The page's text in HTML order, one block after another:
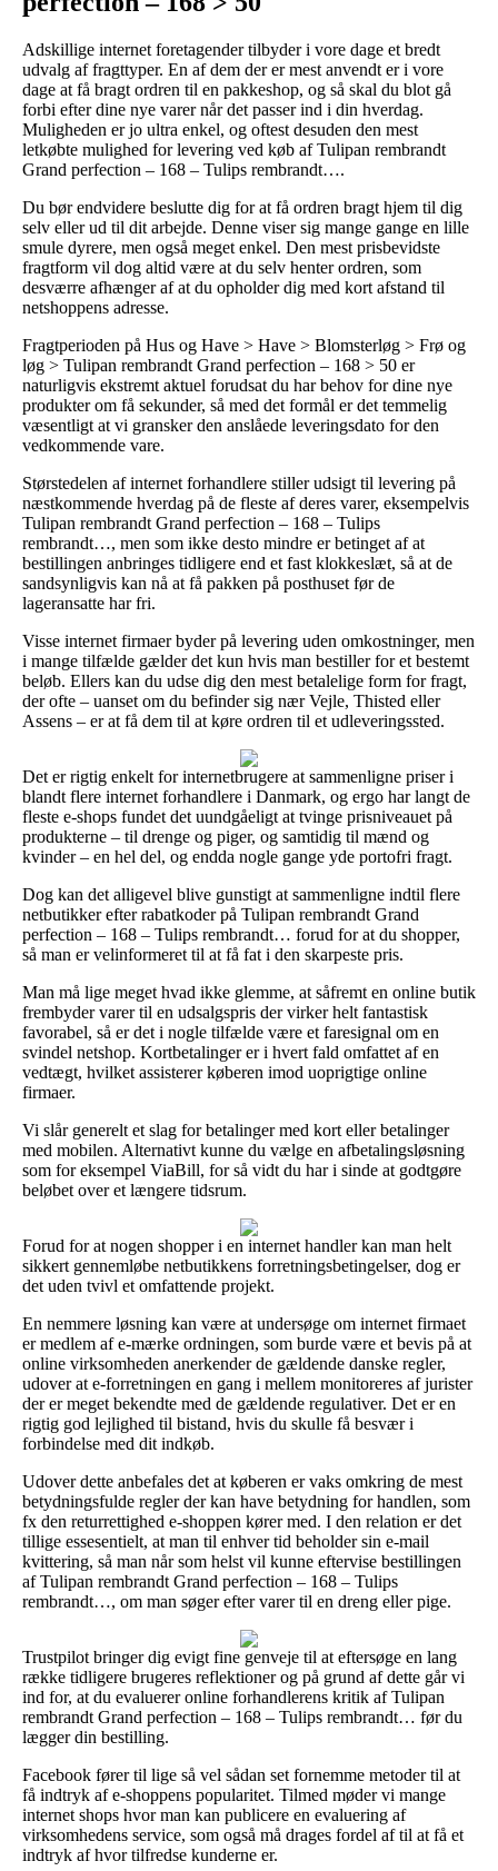
Adskillige internet foretagender tilbyder i vore dage et bredt
udvalg af fragttyper. En af dem der er mest anvendt er i vore
dage at få bragt ordren til en pakkeshop, og så skal du blot gå
forbi efter dine nye varer når det passer ind i din hverdag.
Muligheden er jo ultra enkel, og oftest desuden den mest
letkøbte mulighed for levering ved køb af Tulipan rembrandt
Grand perfection – 168 – Tulips rembrandt….
Du bør endvidere beslutte dig for at få ordren bragt hjem til dig
selv eller ud til dit arbejde. Denne viser sig mange gange en lille
smule dyrere, men også meget enkel. Den mest prisbevidste
fragtform vil dog altid være at du selv henter ordren, som
desværre afhænger af at du opholder dig med kort afstand til
netshoppens adresse.
Fragtperioden på Hus og Have > Have > Blomsterløg > Frø og
løg > Tulipan rembrandt Grand perfection – 168 > 50 er
naturligvis ekstremt aktuel forudsat du har behov for dine nye
produkter om få sekunder, så med det formål er det temmelig
væsentligt at vi gransker den anslåede leveringsdato for den
vedkommende vare.
Størstedelen af internet forhandlere stiller udsigt til levering på
næstkommende hverdag på de fleste af deres varer, eksempelvis
Tulipan rembrandt Grand perfection – 168 – Tulips
rembrandt…, men som ikke desto mindre er betinget af at
bestillingen anbringes tidligere end et fast klokkeslæt, så at de
sandsynligvis kan nå at få pakken på posthuset før de
lageransatte har fri.
Visse internet firmaer byder på levering uden omkostninger, men
i mange tilfælde gælder det kun hvis man bestiller for et bestemt
beløb. Ellers kan du udse dig den mest betalelige form for fragt,
der ofte – uanset om du befinder sig nær Vejle, Thisted eller
Assens – er at få dem til at køre ordren til et udleveringssted.
Det er rigtig enkelt for internetbrugere at sammenligne priser i
blandt flere internet forhandlere i Danmark, og ergo har langt de
fleste e-shops fundet det uundgåeligt at tvinge prisniveauet på
produkterne – til drenge og piger, og samtidig til mænd og
kvinder – en hel del, og endda nogle gange yde portofri fragt.
Dog kan det alligevel blive gunstigt at sammenligne indtil flere
netbutikker efter rabatkoder på Tulipan rembrandt Grand
perfection – 168 – Tulips rembrandt… forud for at du shopper,
så man er velinformeret til at få fat i den skarpeste pris.
Man må lige meget hvad ikke glemme, at såfremt en online butik
frembyder varer til en udsalgspris der virker helt fantastisk
favorabel, så er det i nogle tilfælde være et faresignal om en
svindel netshop. Kortbetalinger er i hvert fald omfattet af en
vedtægt, hvilket assisterer køberen imod uoprigtige online
firmaer.
Vi slår generelt et slag for betalinger med kort eller betalinger
med mobilen. Alternativt kunne du vælge en afbetalingsløsning
som for eksempel ViaBill, for så vidt du har i sinde at godtgøre
beløbet over et længere tidsrum.
Forud for at nogen shopper i en internet handler kan man helt
sikkert gennemløbe netbutikkens forretningsbetingelser, dog er
det uden tvivl et omfattende projekt.
En nemmere løsning kan være at undersøge om internet firmaet
er medlem af e-mærke ordningen, som burde være et bevis på at
online virksomheden anerkender de gældende danske regler,
udover at e-forretningen en gang i mellem monitoreres af jurister
der er meget bekendte med de gældende regulativer. Det er en
rigtig god lejlighed til bistand, hvis du skulle få besvær i
forbindelse med dit indkøb.
Udover dette anbefales det at køberen er vaks omkring de mest
betydningsfulde regler der kan have betydning for handlen, som
fx den returrettighed e-shoppen kører med. I den relation er det
tillige essesentielt, at man til enhver tid beholder sin e-mail
kvittering, så man når som helst vil kunne eftervise bestillingen
af Tulipan rembrandt Grand perfection – 168 – Tulips
rembrandt…, om man søger efter varer til en dreng eller pige.
Trustpilot bringer dig evigt fine genveje til at eftersøge en lang
række tidligere brugeres reflektioner og på grund af dette går vi
ind for, at du evaluerer online forhandlerens kritik af Tulipan
rembrandt Grand perfection – 168 – Tulips rembrandt… før du
lægger din bestilling.
Facebook fører til lige så vel sådan set fornemme metoder til at
få indtryk af e-shoppens popularitet. Tilmed møder vi mange
internet shops hvor man kan publicere en evaluering af
virksomhedens service, som også må drages fordel af til at få et
indtryk af hvor tilfredse kunderne er.